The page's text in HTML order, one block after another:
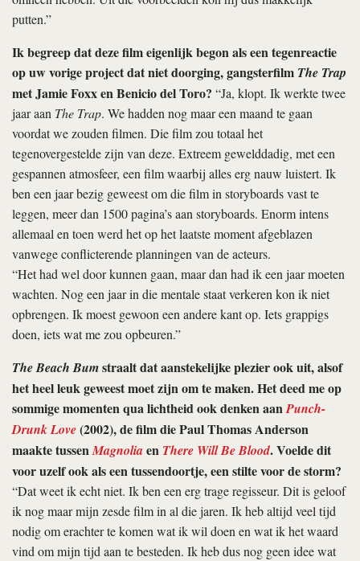
putten.”
Ik begreep dat deze film eigenlijk begon als een tegenreactie
op uw vorige project dat niet doorging, gangsterfilm The Trap
met Jamie Foxx en Benicio del Toro? “Ja, klopt. Ik werkte twee
jaar aan The Trap. We hadden nog maar een maand te gaan
voordat we zouden filmen. Die film zou totaal het
tegenovergestelde zijn van deze. Extreem gewelddadig, met een
gespannen atmosfeer, een film waarbij alles erg nauw luistert. Ik
ben een jaar bezig geweest om die film in storyboards vast te
leggen, meer dan 1500 pagina’s aan storyboards. Enorm intens
allemaal en toen werd het op het laatste moment afgeblazen
vanwege conflicterende planningen van de acteurs.
“Het had wel door kunnen gaan, maar dan had ik een jaar moeten
wachten. Nog een jaar in die mentale staat verkeren kon ik niet
opbrengen. Ik moest gewoon een andere kant op. Iets grappigs
doen, iets wat me zou opbeuren.”
The Beach Bumstraalt dat aanstekelijke plezier ook uit, alsof
het heel leuk geweest moet zijn om te maken. Het deed me op
sommige momenten qua lichtheid ook denken aanPunch-
Drunk Love(2002), de film die Paul Thomas Anderson
maakte tussenMagnoliaen There Will Be Blood. Voelde dit
voor uzelf ook als een tussendoortje, een stilte voor de storm?
“Dat weet ik echt niet. Ik ben een erg trage regisseur. Dit is geloof
ik nog maar mijn zesde film in al die jaren. Ik heb altijd veel tijd
nodig om erachter te komen wat ik wil doen en wat ik het waard
vind om mijn tijd aan te besteden. Ik heb dus nog geen idee wat